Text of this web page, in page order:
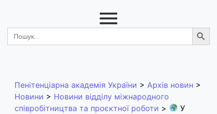
Search
for:
Пенітенціарна академія України > Архів новин >
Новини > Новини відділу міжнародного
співробітництва та проєктної роботи >
У